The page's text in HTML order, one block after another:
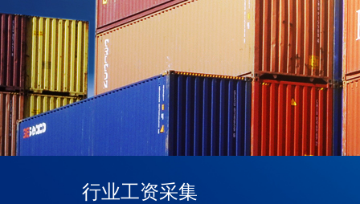
行业工资采集